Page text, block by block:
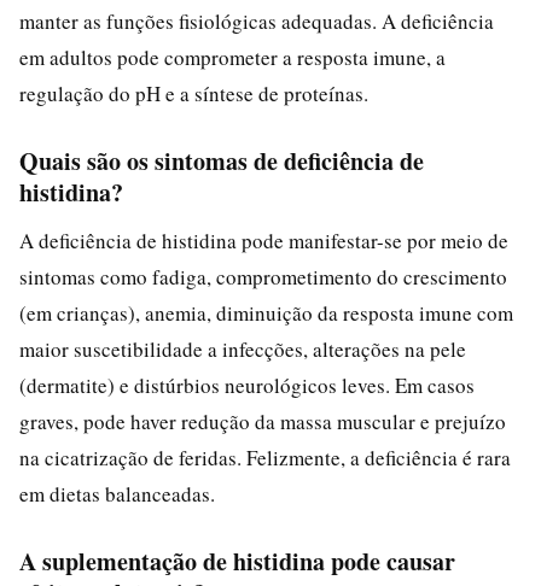
manter as funções fisiológicas adequadas. A deficiência
em adultos pode comprometer a resposta imune, a
regulação do pH e a síntese de proteínas.
Quais são os sintomas de deficiência de
histidina?
A deficiência de histidina pode manifestar-se por meio de
sintomas como fadiga, comprometimento do crescimento
(em crianças), anemia, diminuição da resposta imune com
maior suscetibilidade a infecções, alterações na pele
(dermatite) e distúrbios neurológicos leves. Em casos
graves, pode haver redução da massa muscular e prejuízo
na cicatrização de feridas. Felizmente, a deficiência é rara
em dietas balanceadas.
A suplementação de histidina pode causar